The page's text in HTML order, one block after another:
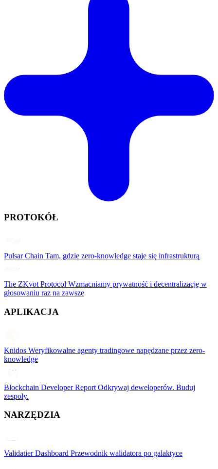
PROTOKÓŁ
Pulsar Chain Tam, gdzie zero-knowledge staje się infrastrukturą
The ZKvot Protocol Wzmacniamy prywatność i decentralizację w
głosowaniu raz na zawsze
APLIKACJA
Knidos Weryfikowalne agenty tradingowe napędzane przez zero-
knowledge
Blockchain Developer Report Odkrywaj deweloperów. Buduj
zespoły.
NARZĘDZIA
Validatier Dashboard Przewodnik walidatora po galaktyce